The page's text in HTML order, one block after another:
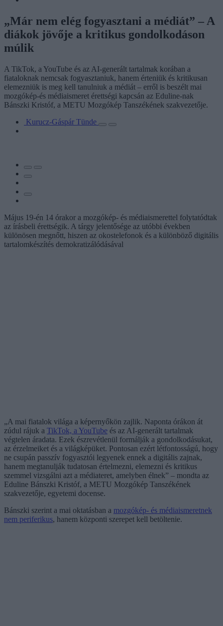
„Már nem elég fogyasztani a médiát” – A
diákok jövője a kritikus gondolkodáson
múlik
A TikTok, a YouTube és az AI-generált tartalmak korában a
fiataloknak nemcsak fogyasztaniuk, hanem érteniük és kritikusan
elemezniük is meg kell tanulniuk a médiát – erről is beszélt mai
mozgókép-és médiaismeret érettségi kapcsán az Eduline-nak
Bánszki Kristóf, a METU Mozgókép Tanszékének szakvezetője.
Kurucz-Gáspár Tünde
Május 19-én 14 órakor a mozgókép- és médiaismerettel folytatódtak
az írásbeli érettségik. A tárgy jelentősége az utóbbi években
különösen megnőtt, hiszen az okostelefonok és a különböző digitális
tartalomkészítés demokratizálódásával
„A mai fiatalok világa a képernyőkön zajlik. Naponta órákon át
zúdul rájuk a TikTok, a YouTube és az AI-generált tartalmak
végtelen áradata. Ezek észrevétlenül formálják a gondolkodásukat,
az érzelmeiket és a világképüket. Pontosan ezért létfontosságú, hogy
ne csupán passzív fogyasztói legyenek ennek a digitális zajnak,
hanem megtanulják tudatosan értelmezni, elemezni és kritikus
szemmel vizsgálni azt a médiateret, amelyben élnek” – mondta az
Eduline Bánszki Kristóf, a METU Mozgókép Tanszékének
szakvezetője, egyetemi docense.
Bánszki szerint a mai oktatásban a mozgókép- és médiaismeretnek
nem periferikus, hanem központi szerepet kell betöltenie.